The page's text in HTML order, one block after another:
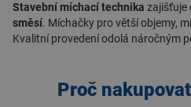
Stavební míchací technika zajišťuje
směsí. Míchačky pro větší objemy,
Kvalitní provedení odolá náročným
Proč